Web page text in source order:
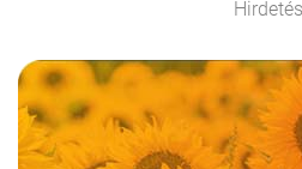
Hirdetés